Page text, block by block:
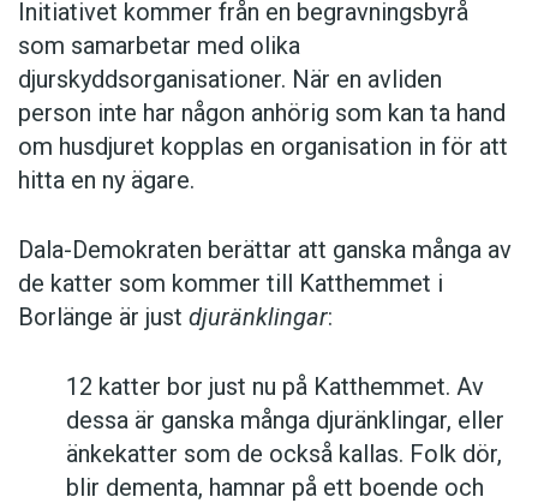
Initiativet kommer från en begravningsbyrå
som samarbetar med olika
djurskyddsorganisationer. När en avliden
person inte har någon anhörig som kan ta hand
om husdjuret kopplas en organisation in för att
hitta en ny ägare.
Dala-Demokraten berättar att ganska många av
de katter som kommer till Katthemmet i
Borlänge är just djuränklingar:
12 katter bor just nu på Katthemmet. Av
dessa är ganska många djuränklingar, eller
änkekatter som de också kallas. Folk dör,
blir dementa, hamnar på ett boende och